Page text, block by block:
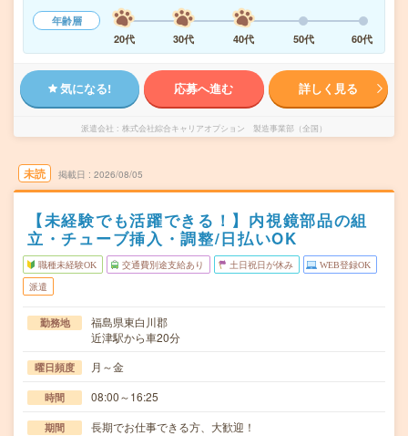
年齢層
20代
30代 40代 50代 60代
気になる! 応募へ進む 詳しく見る
派遣会社 株式会社綜合キャリアオプション 製造事業部（全国）
未読 掲載日 2026/08/05
【未経験でも活躍できる！】内視鏡部品の組
立・チューブ挿入・調整/日払いOK
職種未経験OK 交通費別途支給あり 土日祝日が休み WEB登録OK
派遣
勤務地
福島県東白川郡
近津駅から車20分
曜日頻度 月～金
時間 08:00～16:25
期間 長期でお仕事できる方、大歓迎！